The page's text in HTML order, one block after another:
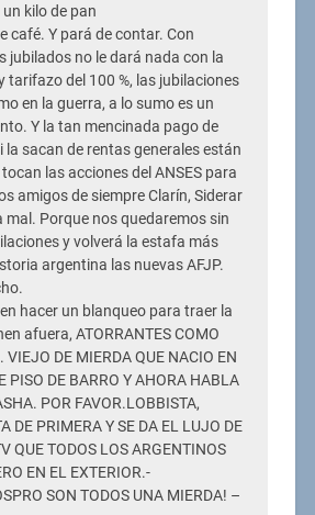
un kilo de pan
café. Y pará de contar. Con
jubilados no le dará nada con la
tarifazo del 100 %, las jubilaciones
en la guerra, a lo sumo es un
Y la tan mencinada pago de
la sacan de rentas generales están
las acciones del ANSES para
amigos de siempre Clarín, Siderar
mal. Porque nos quedaremos sin
y volverá la estafa más
argentina las nuevas AFJP.
hacer un blanqueo para traer la
afuera, ATORRANTES COMO
VIEJO DE MIERDA QUE NACIO EN
PISO DE BARRO Y AHORA HABLA
POR FAVOR.LOBBISTA,
DE PRIMERA Y SE DA EL LUJO DE
QUE TODOS LOS ARGENTINOS
EN EL EXTERIOR.-
SON TODOS UNA MIERDA! –